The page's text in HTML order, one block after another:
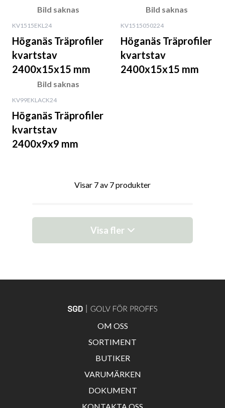
Bild saknas
KV1515EKL24
Höganäs Träprofiler
kvartstav
2400x15x15 mm
Bild saknas
KV1515050224
Höganäs Träprofiler
kvartstav
2400x15x15 mm
Bild saknas
KV99EKLACK24
Höganäs Träprofiler
kvartstav
2400x9x9 mm
Visar 7 av 7 produkter
Visa fler
OM OSS
SORTIMENT
BUTIKER
VARUMÄRKEN
DOKUMENT